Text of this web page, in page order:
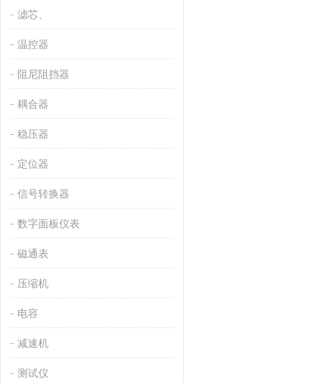
滤芯、
温控器
阻尼阻挡器
耦合器
稳压器
定位器
信号转换器
数字面板仪表
磁通表
压缩机
电容
减速机
测试仪